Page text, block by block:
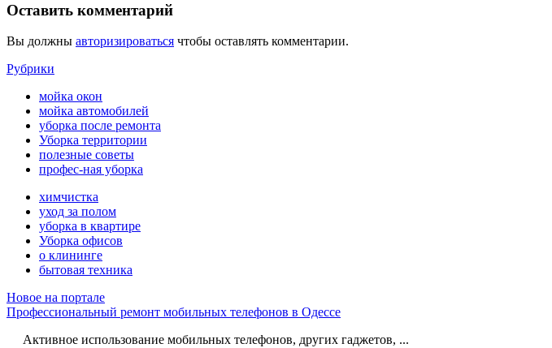
Оставить комментарий
Вы должны авторизироваться чтобы оставлять комментарии.
Рубрики
мойка окон
мойка автомобилей
уборка после ремонта
Уборка территории
полезные советы
профес-ная уборка
химчистка
уход за полом
уборка в квартире
Уборка офисов
о клининге
бытовая техника
Новое на портале
Профессиональный ремонт мобильных телефонов в Одессе
Активное использование мобильных телефонов, других гаджетов, ...